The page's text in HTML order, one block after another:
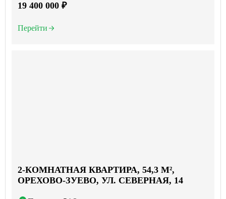
19 400 000 ₽
Перейти
2-КОМНАТНАЯ КВАРТИРА, 54,3 М²,
ОРЕХОВО-ЗУЕВО, УЛ. СЕВЕРНАЯ, 14